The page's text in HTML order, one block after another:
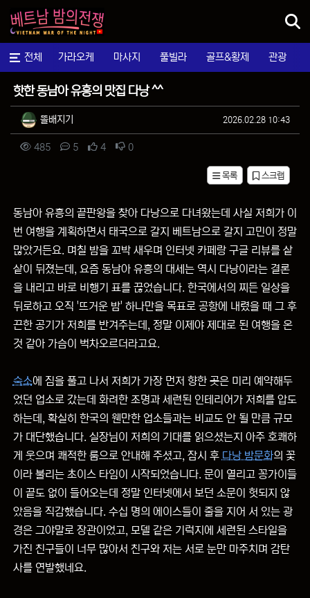
전체 메뉴가라오케 마사지 풀빌라 골프&황제 관광
가라오케후기
핫한 동남아 유흥의 맛집 다낭 ^^
작성자 정보
똘배지기 작성일
2026.02.28 10:43
컨텐츠 정보
485조회 5댓글 4추천 0비추천
목록 스크랩
본문
동남아 유흥의 끝판왕을 찾아 다낭으로 다녀왔는데 사실 저희가 이
번 여행을 계획하면서 태국으로 갈지 베트남으로 갈지 고민이 정말
많았거든요. 며칠 밤을 꼬박 새우며 인터넷 카페랑 구글 리뷰를 샅
샅이 뒤졌는데, 요즘 동남아 유흥의 대세는 역시 다낭이라는 결론
을 내리고 바로 비행기 표를 끊었습니다. 한국에서의 찌든 일상을
뒤로하고 오직 '뜨거운 밤' 하나만을 목표로 공항에 내렸을 때 그 후
끈한 공기가 저희를 반겨주는데, 정말 이제야 제대로 된 여행을 온
것 같아 가슴이 벅차오르더라고요.
숙소에 짐을 풀고 나서 저희가 가장 먼저 향한 곳은 미리 예약해두
었던 업소로 갔는데 화려한 조명과 세련된 인테리어가 저희를 압도
하는데, 확실히 한국의 웬만한 업소들과는 비교도 안 될 만큼 규모
가 대단했습니다. 실장님이 저희의 기대를 읽으셨는지 아주 호쾌하
게 웃으며 쾌적한 룸으로 안내해 주셨고, 잠시 후 다낭 밤문화의 꽃
이라 불리는 초이스 타임이 시작되었습니다. 문이 열리고 꽁가이들
이 끝도 없이 들어오는데 정말 인터넷에서 보던 소문이 헛되지 않
았음을 직감했습니다. 수십 명의 에이스들이 줄을 지어 서 있는 광
경은 그야말로 장관이었고, 모델 같은 기럭지에 세련된 스타일을
가진 친구들이 너무 많아서 친구와 저는 서로 눈만 마주치며 감탄
사를 연발했네요.